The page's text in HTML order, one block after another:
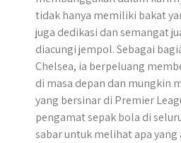
tidak hanya memiliki bakat
juga dedikasi dan semangat
diacungi jempol. Sebagai
Chelsea, ia berpeluang
di masa depan dan mungkin
yang bersinar di Premier
pengamat sepak bola di
sabar untuk melihat apa yang